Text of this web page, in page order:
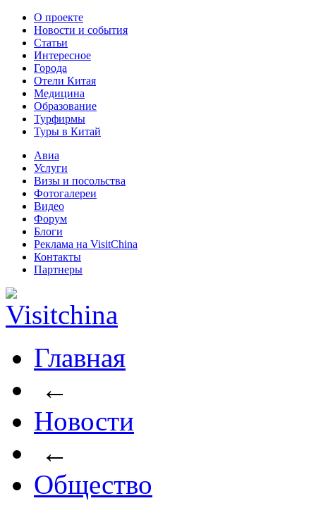
О проекте
Новости и события
Статьи
Интересное
Города
Отели Китая
Медицина
Образование
Турфирмы
Туры в Китай
Авиа
Услуги
Визы и посольства
Фотогалереи
Видео
Форум
Блоги
Реклама на VisitChina
Контакты
Партнеры
Главная
←
Новости
←
Общество